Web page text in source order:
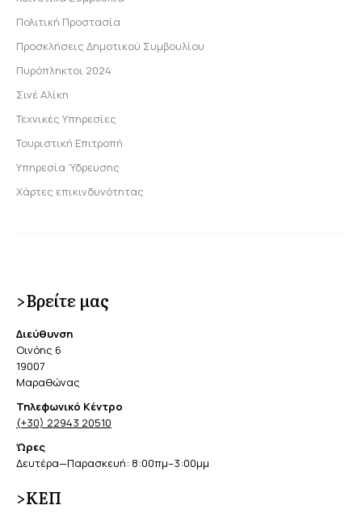
Πολιτική Προστασία
Προσκλήσεις Δημοτικού Συμβουλίου
Πυρόπληκτοι 2024
Σινέ Αλίκη
Τεχνικές Υπηρεσίες
Τουριστική Επιτροπή
Υπηρεσία Ύδρευσης
Χάρτες επικινδυνότητας
>Βρείτε μας
Διεύθυνση
Οινόης 6
19007
Μαραθώνας
Τηλεφωνικό Κέντρο
(+30) 22943 20510
Ώρες
Δευτέρα—Παρασκευή: 8:00πμ–3:00μμ
>ΚΕΠ